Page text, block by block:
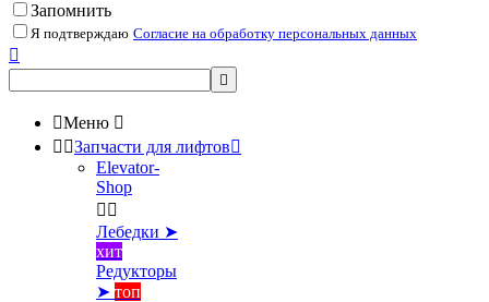
Запомнить
Я подтверждаю Согласие на обработку персональных данных


Меню 
 Запчасти для лифтов
Elevator-
Shop
 
Лебедки ➤
хит
Редукторы
➤ топ